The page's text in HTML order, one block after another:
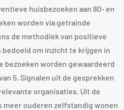
huisbezoeken aan 80- en
worden via getrainde
de methodiek van positieve
om inzicht te krijgen in
bezoeken worden gewaardeerd
5. Signalen uit de gesprekken
organisaties. Uit de
ouderen zelfstandig wonen